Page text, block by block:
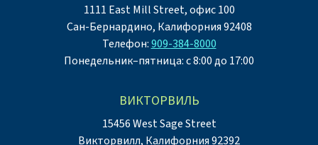
1111 East Mill Street, офис 100
Сан-Бернардино, Калифорния 92408
Телефон:909-384-8000
Понедельник–пятница: с 8:00 до 17:00
ВИКТОРВИЛЬ
15456 West Sage Street
Викторвилл, Калифорния 92392